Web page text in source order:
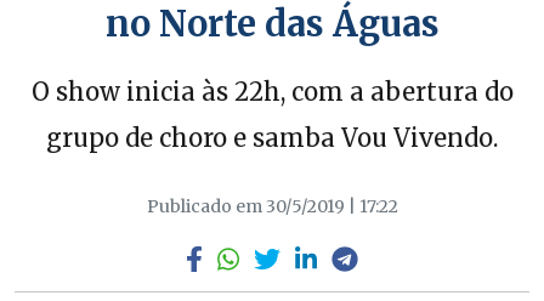
no Norte das Águas
O show inicia às 22h, com a abertura do
grupo de choro e samba Vou Vivendo.
Publicado em 30/5/2019 | 17:22